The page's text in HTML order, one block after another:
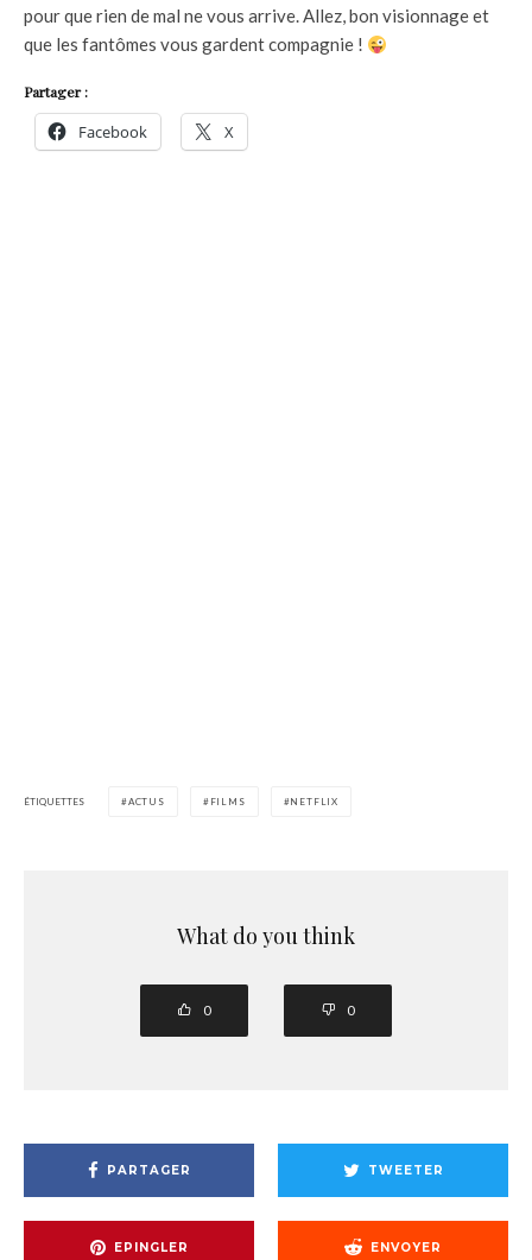
pour que rien de mal ne vous arrive. Allez, bon visionnage et
que les fantômes vous gardent compagnie !
Partager :
Facebook X
ÉTIQUETTES ACTUS FILMS NETFLIX
What do you think
0 0
PARTAGER TWEETER
EPINGLER ENVOYER